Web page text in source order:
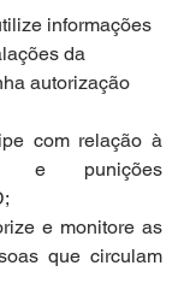
informações
da
autorização
com relação à
e punições
e monitore as
que circulam